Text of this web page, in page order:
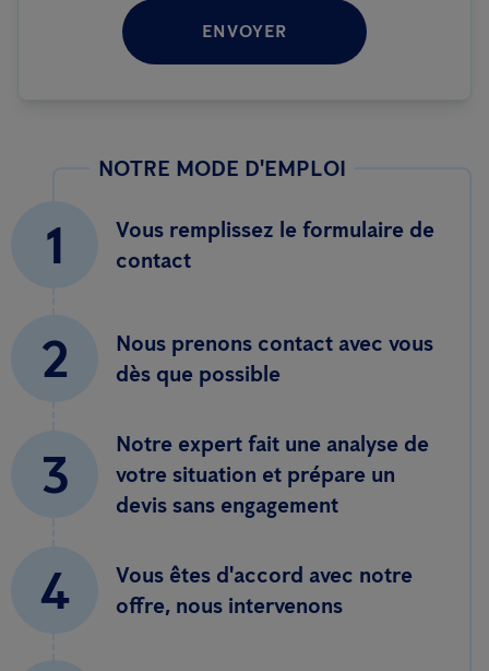
ENVOYER
NOTRE MODE D'EMPLOI
1
Vous remplissez le formulaire de
contact
2
Nous prenons contact avec vous
dès que possible
3
Notre expert fait une analyse de
votre situation et prépare un
devis sans engagement
4
Vous êtes d'accord avec notre
offre, nous intervenons